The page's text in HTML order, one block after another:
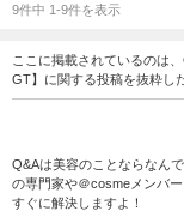
9件中 1-9件を表示
ここに掲載されているのは
GT】に関する投稿を抜粋し
Q&Aは美容のことならなん
の専門家や＠cosmeメンバ
すぐに解決しますよ！